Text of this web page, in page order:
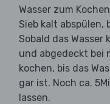
Wasser zum
Sieb kalt abspülen,
Sobald das Wasser
und abgedeckt bei
kochen, bis das
gar ist. Noch ca.
lassen.